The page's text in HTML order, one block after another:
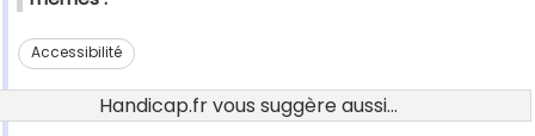
Accessibilité
Handicap.fr vous suggère aussi...